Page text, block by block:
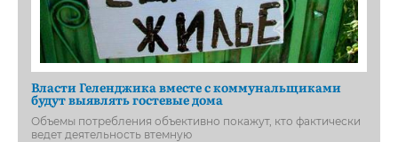
Власти Геленджика вместе с коммунальщиками
будут выявлять гостевые дома
Объемы потребления объективно покажут, кто фактически
ведет деятельность втемную